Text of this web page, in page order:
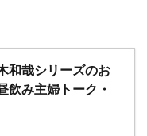
和哉シリーズのお
飲み主婦トーク・